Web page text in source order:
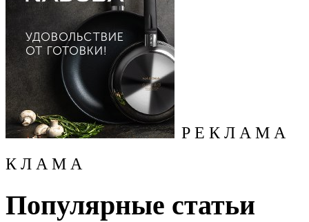
Р Е К Л А М А
К Л А М А
Популярные статьи